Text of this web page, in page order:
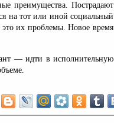
преимущества. Пострадают
на тот или иной социальный
это их проблемы. Новое время
— идти в исполнительную